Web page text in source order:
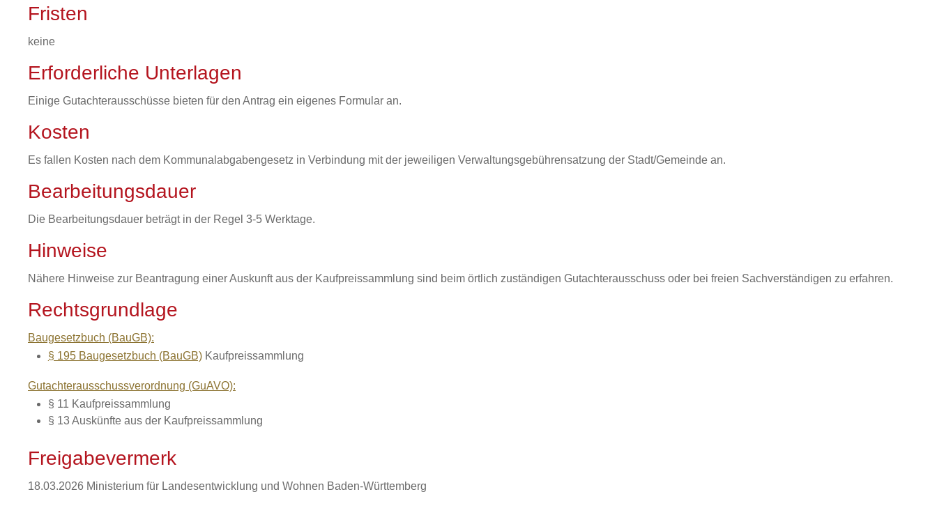
Fristen
keine
Erforderliche Unterlagen
Einige Gutachterausschüsse bieten für den Antrag ein eigenes Formular an.
Kosten
Es fallen Kosten nach dem Kommunalabgabengesetz in Verbindung mit der jeweiligen Verwaltungsgebührensatzung der Stadt/Gemeinde an.
Bearbeitungsdauer
Die Bearbeitungsdauer beträgt in der Regel 3-5 Werktage.
Hinweise
Nähere Hinweise zur Beantragung einer Auskunft aus der Kaufpreissammlung sind beim örtlich zuständigen Gutachterausschuss oder bei freien Sachverständigen zu erfahren.
Rechtsgrundlage
Baugesetzbuch (BauGB):
§ 195 Baugesetzbuch (BauGB)Kaufpreissammlung
Gutachterausschussverordnung (GuAVO):
§ 11 Kaufpreissammlung
§ 13 Auskünfte aus der Kaufpreissammlung
Freigabevermerk
18.03.2026 Ministerium für Landesentwicklung und Wohnen Baden-Württemberg